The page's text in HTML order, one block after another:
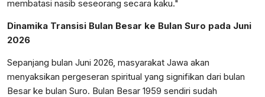
membatasi nasib seseorang secara kaku."
Dinamika Transisi Bulan Besar ke Bulan Suro pada Juni
2026
Sepanjang bulan Juni 2026, masyarakat Jawa akan
menyaksikan pergeseran spiritual yang signifikan dari bulan
Besar ke bulan Suro. Bulan Besar 1959 sendiri sudah